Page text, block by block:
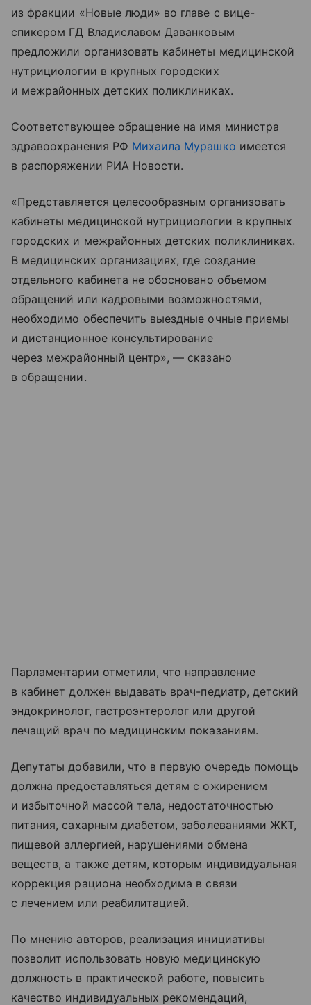
из фракции «Новые люди» во главе с вице-
спикером ГД Владиславом Даванковым
предложили организовать кабинеты медицинской
нутрициологии в крупных городских
и межрайонных детских поликлиниках.
Соответствующее обращение на имя министра
здравоохранения РФ Михаила Мурашко имеется
в распоряжении РИА Новости.
«Представляется целесообразным организовать
кабинеты медицинской нутрициологии в крупных
городских и межрайонных детских поликлиниках.
В медицинских организациях, где создание
отдельного кабинета не обосновано объемом
обращений или кадровыми возможностями,
необходимо обеспечить выездные очные приемы
и дистанционное консультирование
через межрайонный центр», — сказано
в обращении.
Парламентарии отметили, что направление
в кабинет должен выдавать врач-педиатр, детский
эндокринолог, гастроэнтеролог или другой
лечащий врач по медицинским показаниям.
Депутаты добавили, что в первую очередь помощь
должна предоставляться детям с ожирением
и избыточной массой тела, недостаточностью
питания, сахарным диабетом, заболеваниями ЖКТ,
пищевой аллергией, нарушениями обмена
веществ, а также детям, которым индивидуальная
коррекция рациона необходима в связи
с лечением или реабилитацией.
По мнению авторов, реализация инициативы
позволит использовать новую медицинскую
должность в практической работе, повысить
качество индивидуальных рекомендаций,